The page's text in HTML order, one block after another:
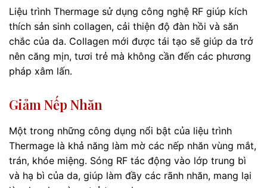
Liệu trình Thermage sử dụng công nghệ RF giúp kích
thích sản sinh collagen, cải thiện độ đàn hồi và săn
chắc của da. Collagen mới được tái tạo sẽ giúp da trở
nên căng mịn, tươi trẻ mà không cần đến các phương
pháp xâm lấn.
Giảm Nếp Nhăn
Một trong những công dụng nổi bật của liệu trình
Thermage là khả năng làm mờ các nếp nhăn vùng mắt,
trán, khóe miệng. Sóng RF tác động vào lớp trung bì
và hạ bì của da, giúp làm đầy các rãnh nhăn, mang lại